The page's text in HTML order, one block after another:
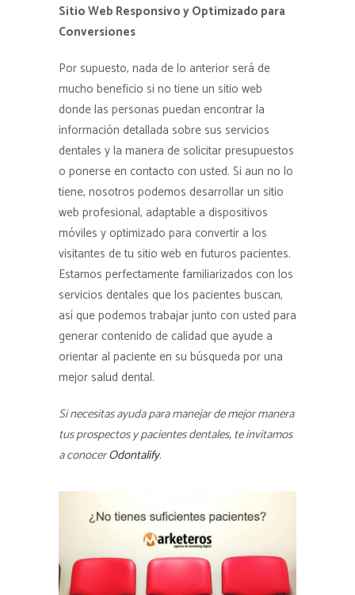
Sitio Web Responsivo y Optimizado para
Conversiones
Por supuesto, nada de lo anterior será de
mucho beneficio si no tiene un sitio web
donde las personas puedan encontrar la
información detallada sobre sus servicios
dentales y la manera de solicitar presupuestos
o ponerse en contacto con usted. Si aun no lo
tiene, nosotros podemos desarrollar un sitio
web profesional, adaptable a dispositivos
móviles y optimizado para convertir a los
visitantes de tu sitio web en futuros pacientes.
Estamos perfectamente familiarizados con los
servicios dentales que los pacientes buscan,
así que podemos trabajar junto con usted para
generar contenido de calidad que ayude a
orientar al paciente en su búsqueda por una
mejor salud dental.
Si necesitas ayuda para manejar de mejor manera
tus prospectos y pacientes dentales, te invitamos
a conocerOdontalify.